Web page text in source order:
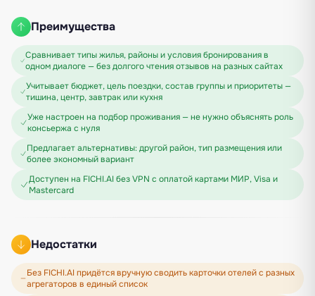
Преимущества
Сравнивает типы жилья, районы и условия бронирования в
одном диалоге — без долгого чтения отзывов на разных сайтах
Учитывает бюджет, цель поездки, состав группы и приоритеты —
тишина, центр, завтрак или кухня
Уже настроен на подбор проживания — не нужно объяснять роль
консьержа с нуля
Предлагает альтернативы: другой район, тип размещения или
более экономный вариант
Доступен на FICHI.AI без VPN с оплатой картами МИР, Visa и
Mastercard
Недостатки
Без FICHI.AI придётся вручную сводить карточки отелей с разных
агрегаторов в единый список